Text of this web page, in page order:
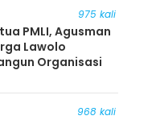
975 kali
PMLI, Agusman
Lawolo
Organisasi
968 kali